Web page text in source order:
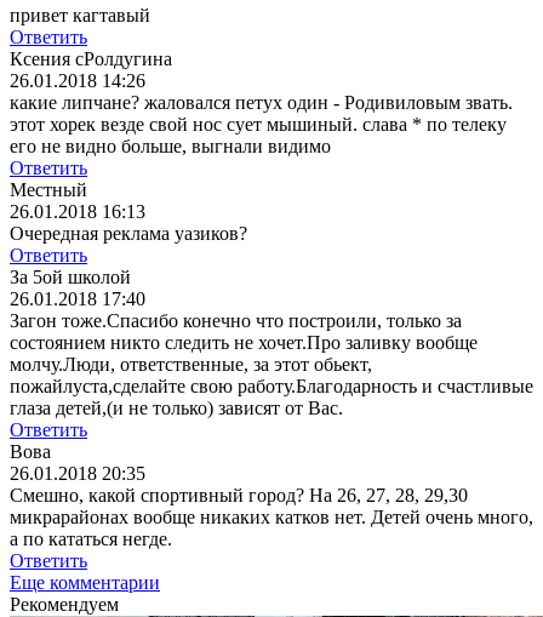
привет кагтавый
Ответить
Ксения сРолдугина
26.01.2018 14:26
какие липчане? жаловался петух один - Родивиловым звать.
этот хорек везде свой нос сует мышиный. слава * по телеку
его не видно больше, выгнали видимо
Ответить
Местный
26.01.2018 16:13
Очередная реклама уазиков?
Ответить
За 5ой школой
26.01.2018 17:40
Загон тоже.Спасибо конечно что построили, только за
состоянием никто следить не хочет.Про заливку вообще
молчу.Люди, ответственные, за этот обьект,
пожайлуста,сделайте свою работу.Благодарность и счастливые
глаза детей,(и не только) зависят от Вас.
Ответить
Вова
26.01.2018 20:35
Смешно, какой спортивный город? На 26, 27, 28, 29,30
микрарайонах вообще никаких катков нет. Детей очень много,
а по кататься негде.
Ответить
Еще комментарии
Рекомендуем